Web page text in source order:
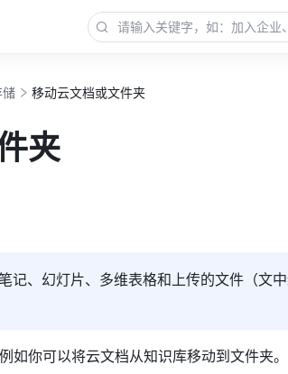
储 移动云文档或文件夹
夹
记、幻灯片、多维表格和上传的文件（文
如你可以将云文档从知识库移动到文件夹。